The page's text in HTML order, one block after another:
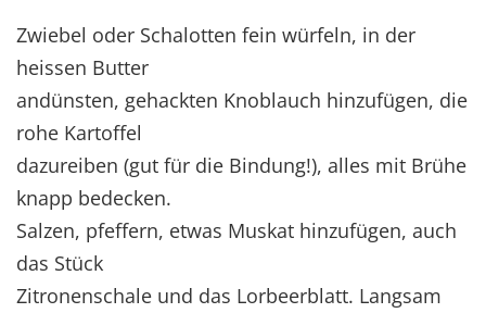
Zwiebel oder Schalotten fein würfeln, in der
heissen Butter
andünsten, gehackten Knoblauch hinzufügen, die
rohe Kartoffel
dazureiben (gut für die Bindung!), alles mit Brühe
knapp bedecken.
Salzen, pfeffern, etwas Muskat hinzufügen, auch
das Stück
Zitronenschale und das Lorbeerblatt. Langsam